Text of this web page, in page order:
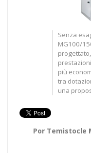
Senza
MG100/
più
tra
una
Por Temistocle